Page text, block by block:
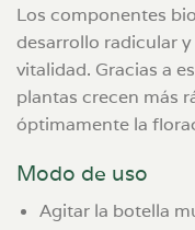
Los componentes
desarrollo radicular
vitalidad. Gracias a
plantas crecen más
óptimamente la
Modo de uso
Agitar la botella